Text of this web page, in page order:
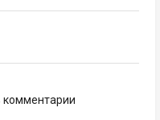
комментарии